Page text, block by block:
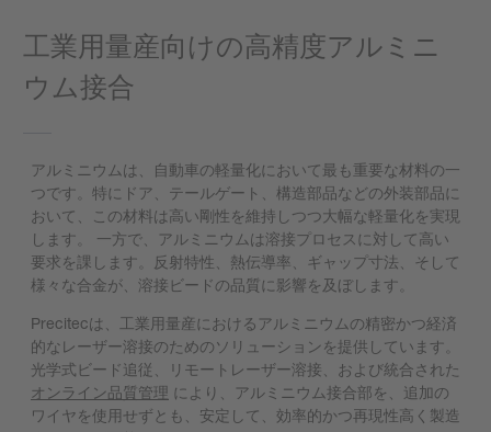
工業用量産向けの高精度アルミニ
ウム接合
アルミニウムは、自動車の軽量化において最も重要な材料の一
つです。特にドア、テールゲート、構造部品などの外装部品に
おいて、この材料は高い剛性を維持しつつ大幅な軽量化を実現
します。 一方で、アルミニウムは溶接プロセスに対して高い
要求を課します。反射特性、熱伝導率、ギャップ寸法、そして
様々な合金が、溶接ビードの品質に影響を及ぼします。
Precitecは、工業用量産におけるアルミニウムの精密かつ経済
的なレーザー溶接のためのソリューションを提供しています。
光学式ビード追従、リモートレーザー溶接、および統合された
オンライン品質管理 により、アルミニウム接合部を、追加の
ワイヤを使用せずとも、安定して、効率的かつ再現性高く製造